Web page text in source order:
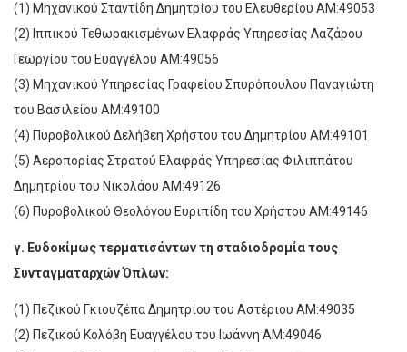
(1) Μηχανικού Σταντίδη Δημητρίου του Ελευθερίου ΑΜ:49053
(2) Ιππικού Τεθωρακισμένων Ελαφράς Υπηρεσίας Λαζάρου
Γεωργίου του Ευαγγέλου ΑΜ:49056
(3) Μηχανικού Υπηρεσίας Γραφείου Σπυρόπουλου Παναγιώτη
του Βασιλείου ΑΜ:49100
(4) Πυροβολικού Δελήβεη Χρήστου του Δημητρίου ΑΜ:49101
(5) Αεροπορίας Στρατού Ελαφράς Υπηρεσίας Φιλιππάτου
Δημητρίου του Νικολάου ΑΜ:49126
(6) Πυροβολικού Θεολόγου Ευριπίδη του Χρήστου ΑΜ:49146
γ. Ευδοκίμως τερματισάντων τη σταδιοδρομία τους
Συνταγματαρχών Όπλων:
(1) Πεζικού Γκιουζέπα Δημητρίου του Αστέριου ΑΜ:49035
(2) Πεζικού Κολόβη Ευαγγέλου του Ιωάννη ΑΜ:49046